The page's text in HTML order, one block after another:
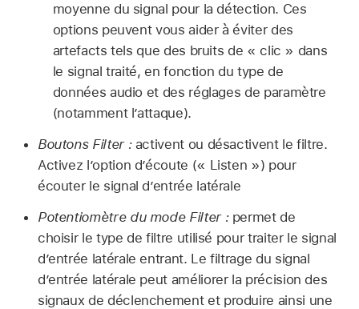
moyenne du signal pour la détection. Ces
options peuvent vous aider à éviter des
artefacts tels que des bruits de « clic » dans
le signal traité, en fonction du type de
données audio et des réglages de paramètre
(notamment l’attaque).
Boutons Filter : activent ou désactivent le filtre.
Activez l’option d’écoute (« Listen ») pour
écouter le signal d’entrée latérale
Potentiomètre du mode Filter : permet de
choisir le type de filtre utilisé pour traiter le signal
d’entrée latérale entrant. Le filtrage du signal
d’entrée latérale peut améliorer la précision des
signaux de déclenchement et produire ainsi une